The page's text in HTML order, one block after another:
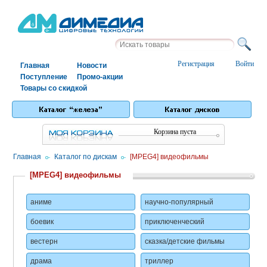
Войти
Регистрация
Главная
Новости
Поступление
Промо-акции
Товары со скидкой
Корзина пуста
Главная / Каталог по дискам / [MPEG4] видеофильмы
[MPEG4] видеофильмы
аниме
боевик
вестерн
драма
научно-популярный
приключенческий
сказка/детские фильмы
триллер